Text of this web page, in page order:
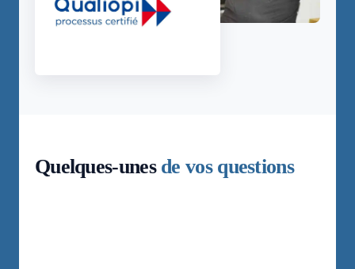
Quelques-unes de vos questions